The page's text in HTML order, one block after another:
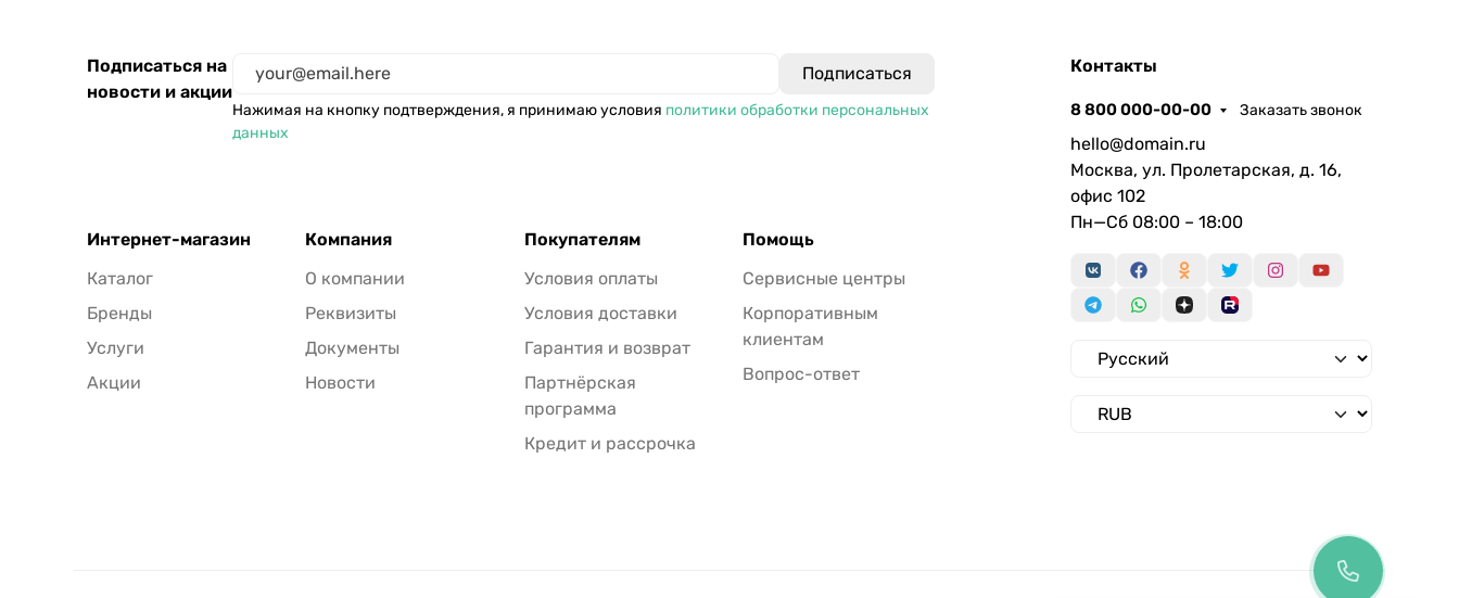
Подписаться на
новости и акции
Нажимая на кнопку подтверждения, я принимаю условия политики обработки персональных
данных
Интернет-магазин
Каталог
Бренды
Услуги
Акции
Компания
О компании
Реквизиты
Документы
Новости
Покупателям
Условия оплаты
Условия доставки
Гарантия и возврат
Партнёрская
программа
Кредит и рассрочка
Помощь
Сервисные центры
Корпоративным
клиентам
Вопрос-ответ
Контакты
8 800 000-00-00 Заказать звонок
hello@domain.ru
Москва, ул. Пролетарская, д. 16,
офис 102
Пн—Сб 08:00 – 18:00